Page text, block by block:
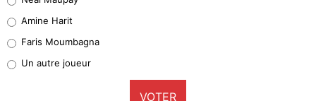
1%
9%
Amine Harit
Faris Moumbagna
Un autre joueur
VOTER